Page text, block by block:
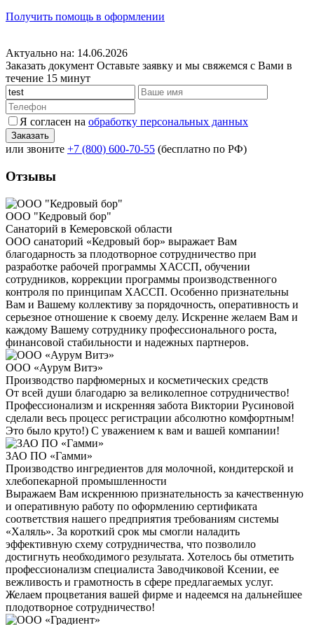
Получить помощь в оформлении
Актуально на: 14.06.2026
Заказать документ Оставьте заявку и мы свяжемся с Вами в
течение 15 минут
Я согласен на обработку персональных данных
или звоните +7 (800) 600-70-55 (бесплатно по РФ)
Отзывы
ООО "Кедровый бор"
Санаторий в Кемеровской области
ООО санаторий «Кедровый бор» выражает Вам
благодарность за плодотворное сотрудничество при
разработке рабочей программы ХАССП, обучении
сотрудников, коррекции программы производственного
контроля по принципам ХАССП. Особенно признательны
Вам и Вашему коллективу за порядочность, оперативность и
серьезное отношение к своему делу. Искренне желаем Вам и
каждому Вашему сотруднику профессионального роста,
финансовой стабильности и надежных партнеров.
ООО «Аурум Витэ»
Производство парфюмерных и косметических средств
От всей души благодарю за великолепное сотрудничество!
Профессионализм и искренняя забота Виктории Русиновой
сделали весь процесс регистрации абсолютно комфортным!
Это было круто!) С уважением к вам и вашей компании!
ЗАО ПО «Гамми»
Производство ингредиентов для молочной, кондитерской и
хлебопекарной промышленности
Выражаем Вам искреннюю признательность за качественную
и оперативную работу по оформлению сертификата
соответствия нашего предприятия требованиям системы
«Халяль». За короткий срок мы смогли наладить
эффективную схему сотрудничества, что позволило
достигнуть необходимого результата. Хотелось бы отметить
профессионализм специалиста Заводчиковой Ксении, ее
вежливость и грамотность в сфере предлагаемых услуг.
Желаем процветания вашей фирме и надеемся на дальнейшее
плодотворное сотрудничество!